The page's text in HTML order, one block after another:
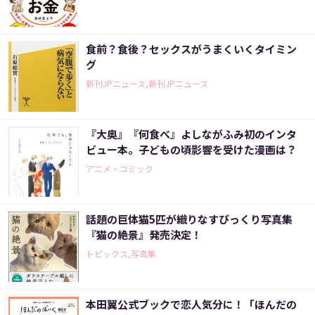
食前？食後？セックスがうまくいくタイミン
グ
新刊JPニュース,新刊JPニュース
『大奥』『何食べ』よしながふみ初のインタ
ビュー本。子どもの頃影響を受けた漫画は？
アニメ・コミック
話題の巨体猫5匹が織りなすびっくり写真集
『猫の絶景』発売決定！
トピックス,写真集
本田翼公式ブックで恋人気分に！「ほんだの